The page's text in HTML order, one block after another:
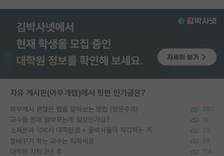
자유 게시판(아무개랩)에서 핫한 인기글은?
외부에서 괜찮은 랩을 알아보는 방법 (장문주의) 280
교수들 원래 말바꾸는게 일상인가요? 16
소재분야 석박사 대학원생 + 물박사들이 착각하는 거 79
말바꾸기 하는 교수는 피하세요 56
대학원 자퇴 2년 후 114